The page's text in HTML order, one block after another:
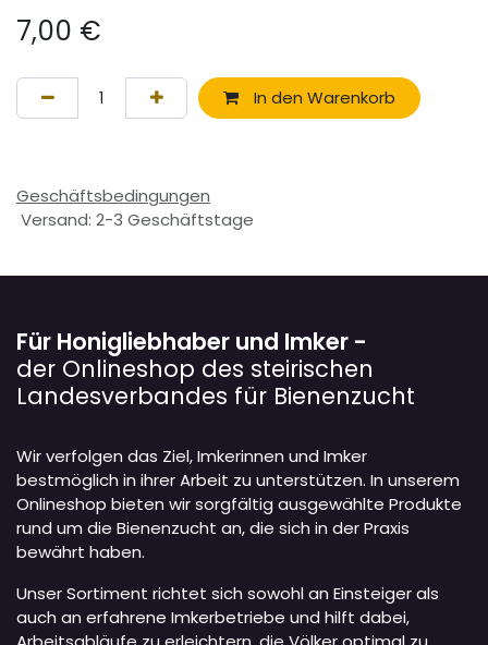
7,00 €
In den Warenkorb
Geschäftsbedingungen
Versand: 2-3 Geschäftstage
Für Honigliebhaber und Imker -
der Onlineshop des steirischen
Landesverbandes für Bienenzucht
Wir verfolgen das Ziel, Imkerinnen und Imker
bestmöglich in ihrer Arbeit zu unterstützen. In unserem
Onlineshop bieten wir sorgfältig ausgewählte Produkte
rund um die Bienenzucht an, die sich in der Praxis
bewährt haben.
Unser Sortiment richtet sich sowohl an Einsteiger als
auch an erfahrene Imkerbetriebe und hilft dabei,